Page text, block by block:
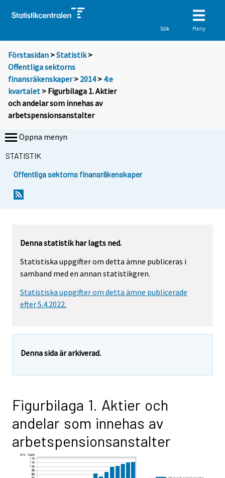
Sök Meny
Förstasidan >Statistik >
Offentliga sektorns
finansräkenskaper> 2014> 4:e
kvartalet > Figurbilaga 1. Aktier
och andelar som innehas av
arbetspensionsanstalter
Öppna menyn
STATISTIK
Offentliga sektorns finansräkenskaper
Denna statistik har lagts ned.
Statistiska uppgifter om detta ämne publiceras i
samband med en annan statistikgren.
Statistiska uppgifter om detta ämne publicerade
efter 5.4.2022.
Denna sida är arkiverad.
Figurbilaga 1. Aktier och
andelar som innehas av
arbetspensionsanstalter